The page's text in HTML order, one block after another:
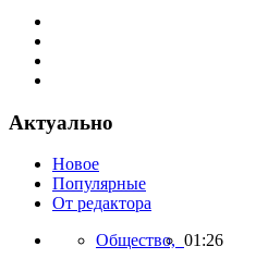
Актуально
Новое
Популярные
От редактора
Общество, 01:26